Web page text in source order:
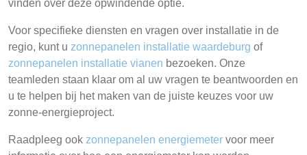
vinden over deze opwindende optie.
Voor specifieke diensten en vragen over installatie in de
regio, kunt u zonnepanelen installatie waardeburg of
zonnepanelen installatie vianen bezoeken. Onze
teamleden staan klaar om al uw vragen te beantwoorden en
u te helpen bij het maken van de juiste keuzes voor uw
zonne-energieproject.
Raadpleeg ook zonnepanelen energiemeter voor meer